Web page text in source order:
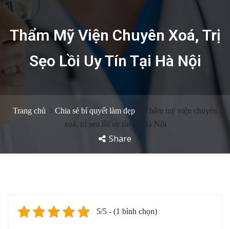
Thẩm Mỹ Viện Chuyên Xoá, Trị
Sẹo Lồi Uy Tín Tại Hà Nội
Trang chủ Chia sẻ bí quyết làm đẹp
Thẩm mỹ viện chuyên
xoá, trị sẹo lồi uy tín tại Hà Nội
Share
5/5 - (1 bình chọn)